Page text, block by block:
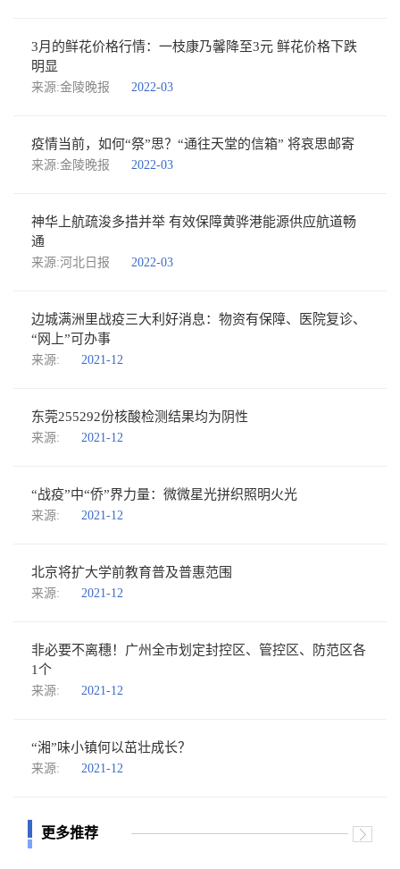
3月的鲜花价格行情：一枝康乃馨降至3元 鲜花价格下跌
明显
来源:金陵晚报 2022-03
疫情当前，如何“祭”思？“通往天堂的信箱” 将哀思邮寄
来源:金陵晚报 2022-03
神华上航疏浚多措并举 有效保障黄骅港能源供应航道畅
通
来源:河北日报 2022-03
边城满洲里战疫三大利好消息：物资有保障、医院复诊、
“网上”可办事
来源: 2021-12
东莞255292份核酸检测结果均为阴性
来源: 2021-12
“战疫”中“侨”界力量：微微星光拼织照明火光
来源: 2021-12
北京将扩大学前教育普及普惠范围
来源: 2021-12
非必要不离穗！广州全市划定封控区、管控区、防范区各
1个
来源: 2021-12
“湘”味小镇何以茁壮成长？
来源: 2021-12
更多推荐